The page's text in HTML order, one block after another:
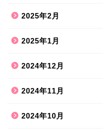
2025年2月
2025年1月
2024年12月
2024年11月
2024年10月